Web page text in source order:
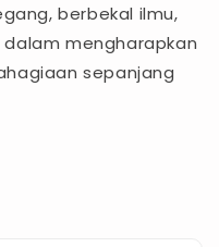
berbekal ilmu,
mengharapkan
sepanjang